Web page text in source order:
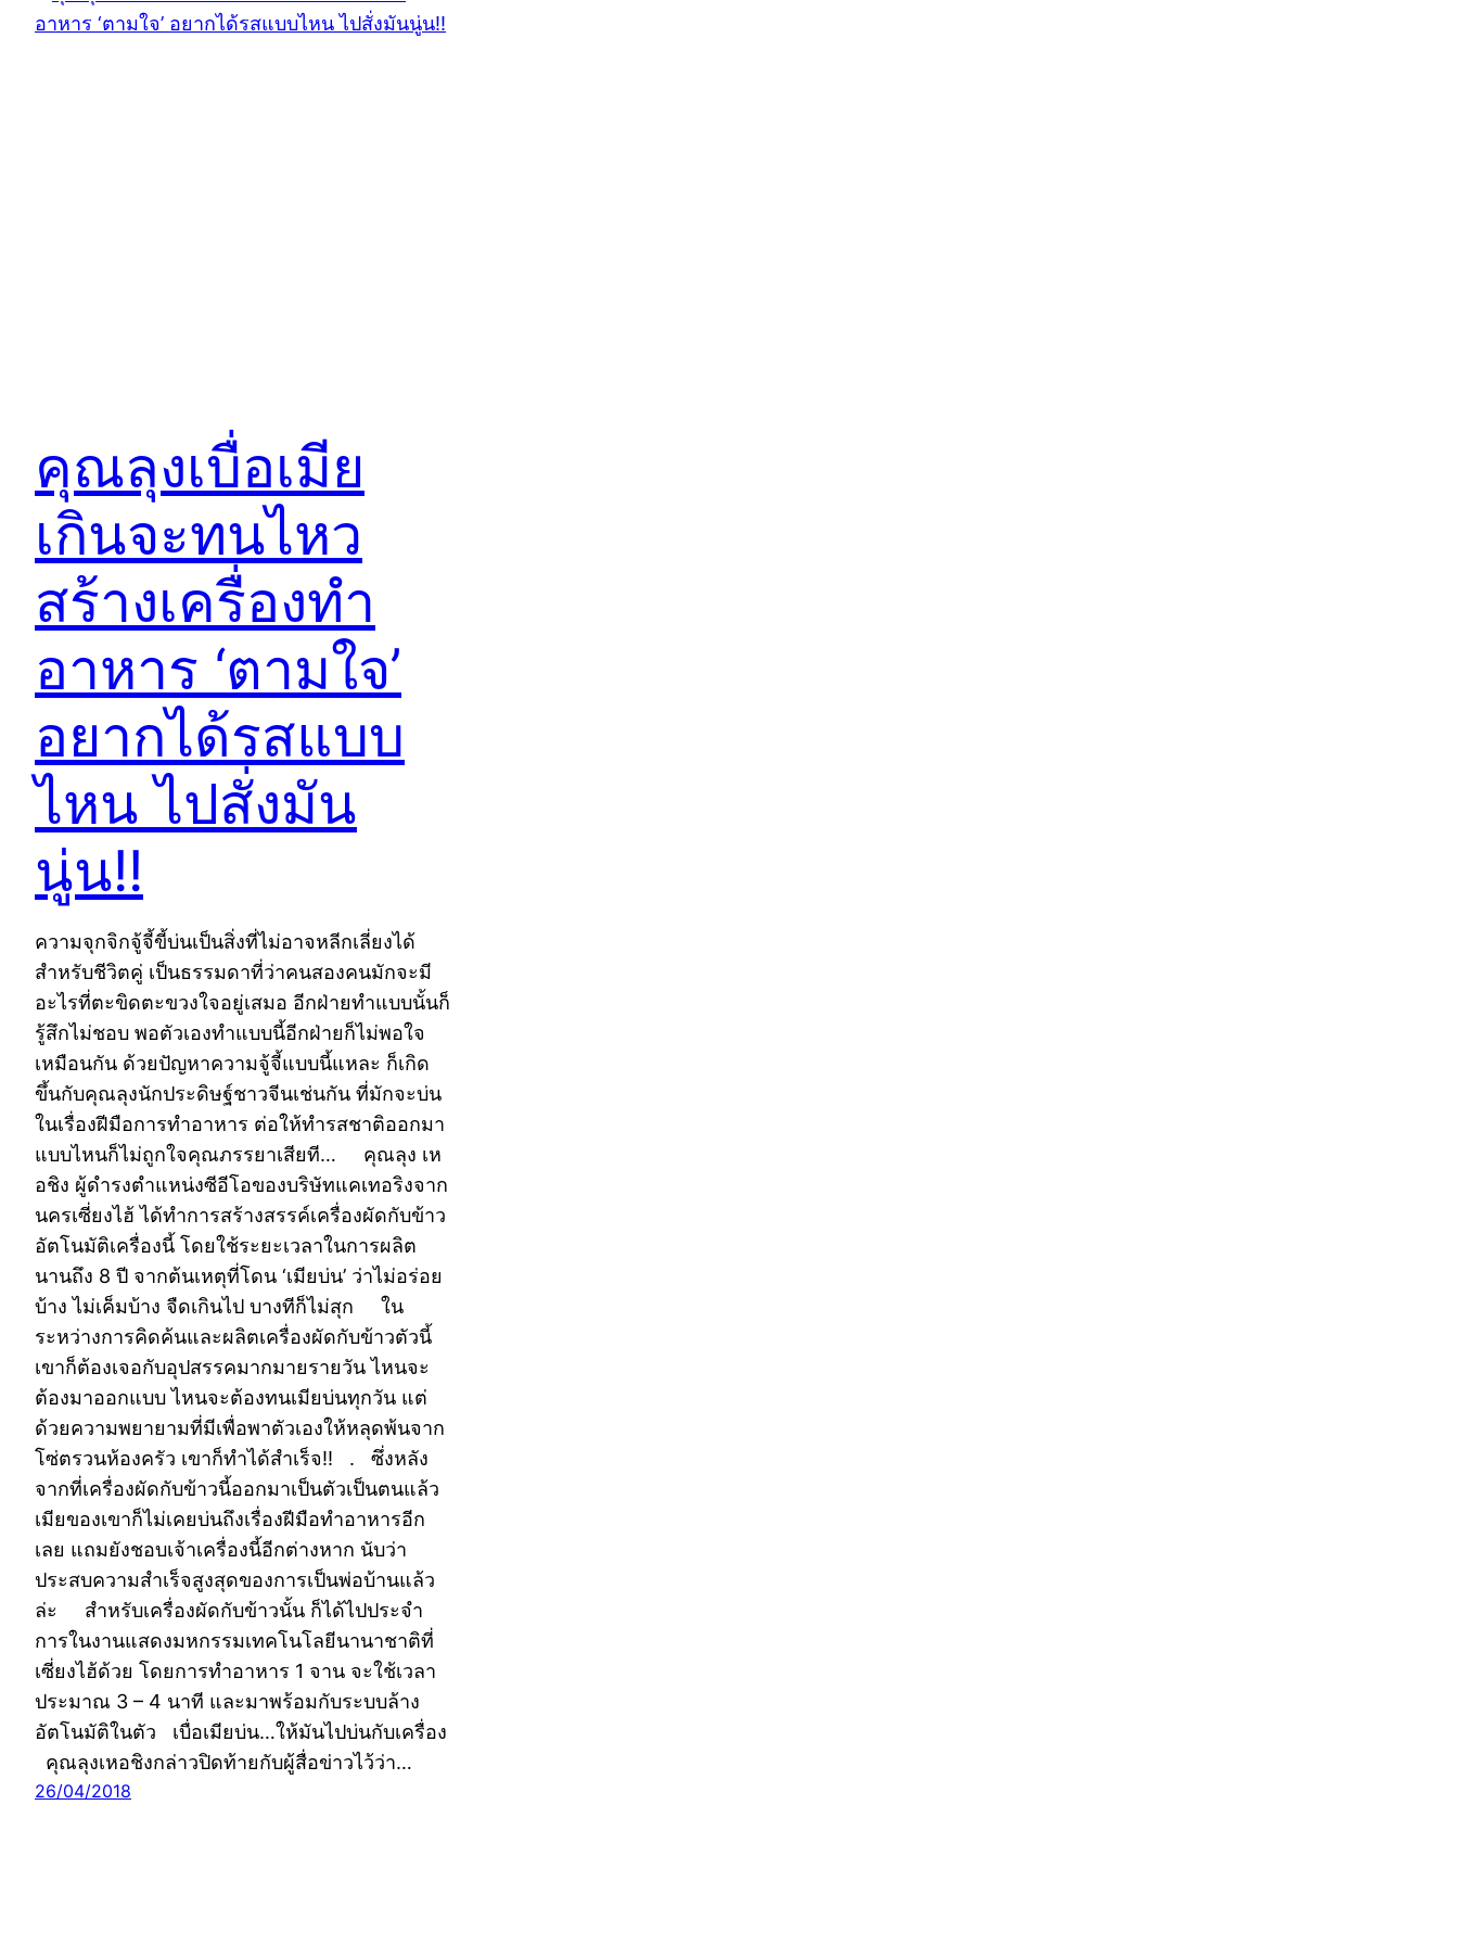
คุณลุงเบื่อเมีย
เกินจะทนไหว
สร้างเครื่องทำ
อาหาร ‘ตามใจ’
อยากได้รสแบบ
ไหน ไปสั่งมัน
นู่น!!
ความจุกจิกจู้จี้ขี้บ่นเป็นสิ่งที่ไม่อาจหลีกเลี่ยงได้
สำหรับชีวิตคู่ เป็นธรรมดาที่ว่าคนสองคนมักจะมี
อะไรที่ตะขิดตะขวงใจอยู่เสมอ อีกฝ่ายทำแบบนั้นก็
รู้สึกไม่ชอบ พอตัวเองทำแบบนี้อีกฝ่ายก็ไม่พอใจ
เหมือนกัน ด้วยปัญหาความจู้จี้แบบนี้แหละ ก็เกิด
ขึ้นกับคุณลุงนักประดิษฐ์ชาวจีนเช่นกัน ที่มักจะบ่น
ในเรื่องฝีมือการทำอาหาร ต่อให้ทำรสชาติออกมา
แบบไหนก็ไม่ถูกใจคุณภรรยาเสียที… คุณลุง เห
อชิง ผู้ดำรงตำแหน่งซีอีโอของบริษัทแคเทอริงจาก
นครเซี่ยงไฮ้ ได้ทำการสร้างสรรค์เครื่องผัดกับข้าว
อัตโนมัติเครื่องนี้ โดยใช้ระยะเวลาในการผลิต
นานถึง 8 ปี จากต้นเหตุที่โดน ‘เมียบ่น’ ว่าไม่อร่อย
บ้าง ไม่เค็มบ้าง จืดเกินไป บางทีก็ไม่สุก ใน
ระหว่างการคิดค้นและผลิตเครื่องผัดกับข้าวตัวนี้
เขาก็ต้องเจอกับอุปสรรคมากมายรายวัน ไหนจะ
ต้องมาออกแบบ ไหนจะต้องทนเมียบ่นทุกวัน แต่
ด้วยความพยายามที่มีเพื่อพาตัวเองให้หลุดพ้นจาก
โซ่ตรวนห้องครัว เขาก็ทำได้สำเร็จ!! . ซึ่งหลัง
จากที่เครื่องผัดกับข้าวนี้ออกมาเป็นตัวเป็นตนแล้ว
เมียของเขาก็ไม่เคยบ่นถึงเรื่องฝีมือทำอาหารอีก
เลย แถมยังชอบเจ้าเครื่องนี้อีกต่างหาก นับว่า
ประสบความสำเร็จสูงสุดของการเป็นพ่อบ้านแล้ว
ล่ะ สำหรับเครื่องผัดกับข้าวนั้น ก็ได้ไปประจำ
การในงานแสดงมหกรรมเทคโนโลยีนานาชาติที่
เซี่ยงไฮ้ด้วย โดยการทำอาหาร 1 จาน จะใช้เวลา
ประมาณ 3 – 4 นาที และมาพร้อมกับระบบล้าง
อัตโนมัติในตัว เบื่อเมียบ่น…ให้มันไปบ่นกับเครื่อง
คุณลุงเหอชิงกล่าวปิดท้ายกับผู้สื่อข่าวไว้ว่า…
26/04/2018